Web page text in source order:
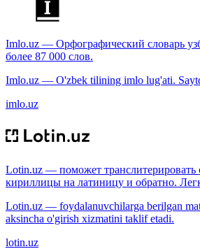
Imlo.uz — Орфографический словарь
более 87 000 слов.
Imlo.uz — O'zbek tilining imlo lug'ati.
imlo.uz
Lotin.uz — поможет транслитерировать
кириллицы на латиницу и обратно.
Lotin.uz — foydalanuvchilarga berilgan
aksincha o'girish xizmatini taklif etadi.
lotin.uz